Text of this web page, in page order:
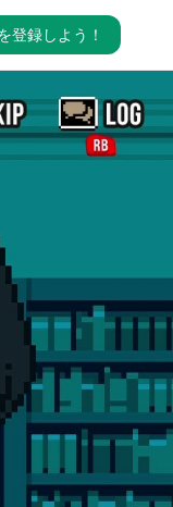
登録しよう！